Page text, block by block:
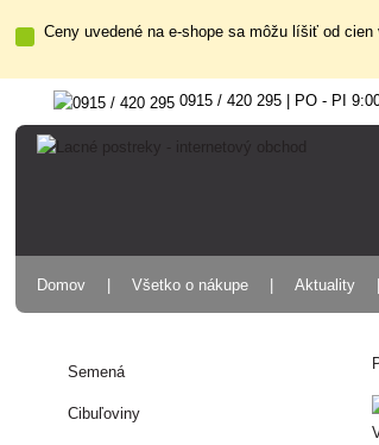
Ceny uvedené na e-shope sa môžu líšiť od
0915 / 420 295 | PO - PI
Domov Všetko o nákupe Aktuality
Semená
Cibuľoviny